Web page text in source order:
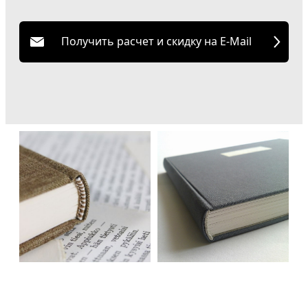
Получить расчет и скидку на E-Mail